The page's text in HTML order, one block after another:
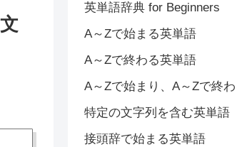
英単語辞典 for Beginners
A～Zで始まる英単語
A～Zで終わる英単語
A～Zで始まり、A～Zで終
特定の文字列を含む英単語
接頭辞で始まる英単語